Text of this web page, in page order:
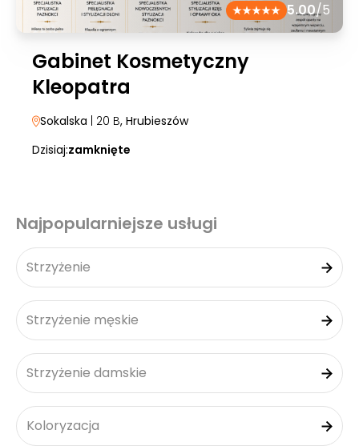
5.00/5
Gabinet Kosmetyczny
Kleopatra
Sokalska | 20 B, Hrubieszów
Dzisiaj:zamknięte
Najpopularniejsze usługi
Strzyżenie
Strzyżenie męskie
Strzyżenie damskie
Koloryzacja